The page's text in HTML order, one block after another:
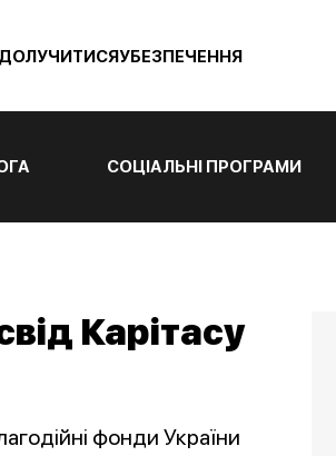
ДОЛУЧИТИСЯУБЕЗПЕЧЕННЯ
СОЦІАЛЬНІ ПРОГРАМИ
Карітасу
фонди України